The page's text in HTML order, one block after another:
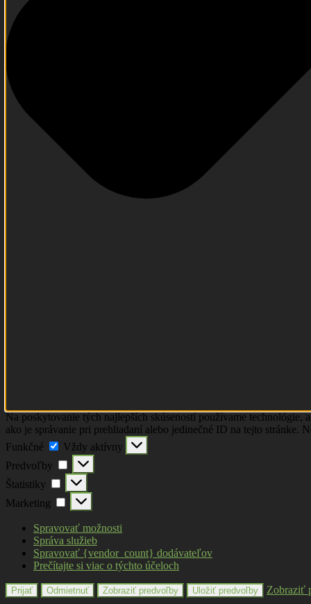
Na poskytovanie tých najlepších skúseností používame
ako je správanie pri prehliadaní alebo jedinečné ID na tejto stránke.
Funkčné
Funkčné
Vždy aktívny
Predvoľby
Predvoľby
Štatistiky Štatistiky
Marketing Marketing
Spravovať možnosti
Správa služieb
Spravovať {vendor_count} dodávateľov
Prečítajte si viac o týchto účeloch
Prijať Odmietnuť Zobraziť predvoľby Uložiť predvoľby Zobraziť